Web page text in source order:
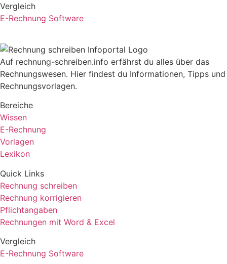
Vergleich
E-Rechnung Software
Auf rechnung-schreiben.info erfährst du alles über das
Rechnungswesen. Hier findest du Informationen, Tipps und
Rechnungsvorlagen.
Bereiche
Wissen
E-Rechnung
Vorlagen
Lexikon
Quick Links
Rechnung schreiben
Rechnung korrigieren
Pflichtangaben
Rechnungen mit Word & Excel
Vergleich
E-Rechnung Software